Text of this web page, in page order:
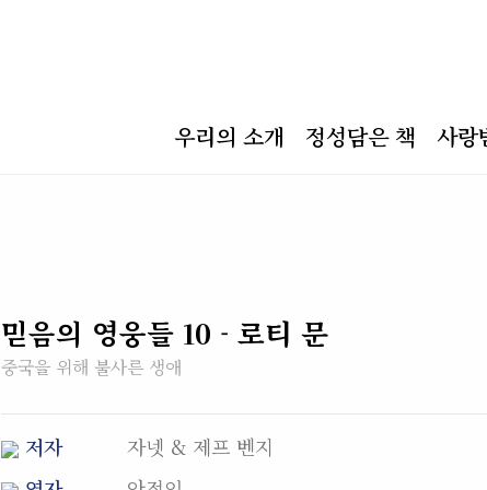
우리의 소개 정성담은 책 사랑
믿음의 영웅들 10 - 로티 문
중국을 위해 불사른 생애
저자
자넷 & 제프 벤지